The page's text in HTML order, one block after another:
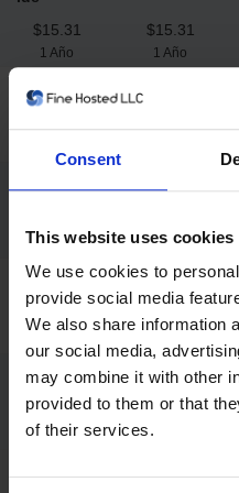
Consent
This website uses cookies
We use cookies to
provide social media
We also share information
our social media,
may combine it with other
provided to them or that
of their services.
$15.31
1 Año
$15.31
1 Año
.eu
$17.50
$17.50
.icu
1 Año 1 Año
$47.25
$47.25
.io
$105.00
1 Año
$105.00
.me